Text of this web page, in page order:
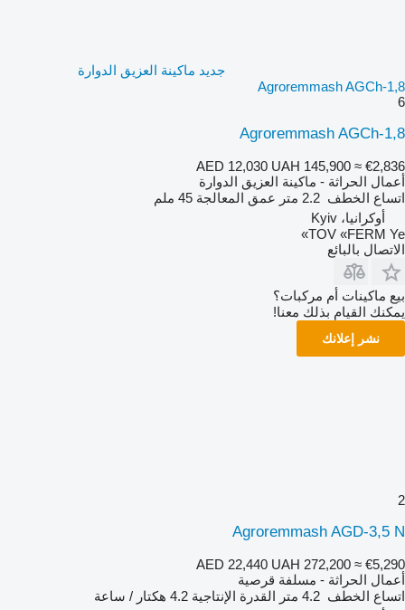
جديد ماكينة العزيق الدوارة
Agroremmash AGCh-1,8
6
Agroremmash AGCh-1,8
AED 12,030 UAH 145,900 ≈ €2,836
أعمال الحراثة - ماكينة العزيق الدوارة
اتساع الخطف 2.2 متر عمق المعالجة 45 ملم
أوكرانيا، Kyiv
TOV «FERM Ye»
الاتصال بالبائع
بيع ماكينات أم مركبات؟
يمكنك القيام بذلك معنا!
نشر إعلانك
2
Agroremmash AGD-3,5 N
AED 22,440 UAH 272,200 ≈ €5,290
أعمال الحراثة - مسلفة قرصية
اتساع الخطف 4.2 متر القدرة الإنتاجية 4.2 هكتار / ساعة